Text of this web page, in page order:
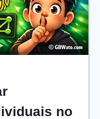
no